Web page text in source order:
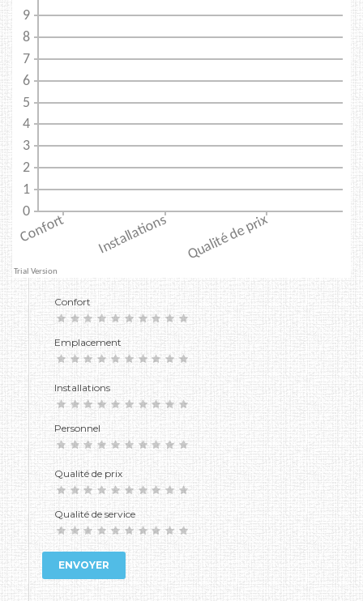
Confort
Emplacement
Installations
Personnel
Qualité de prix
Qualité de service
ENVOYER